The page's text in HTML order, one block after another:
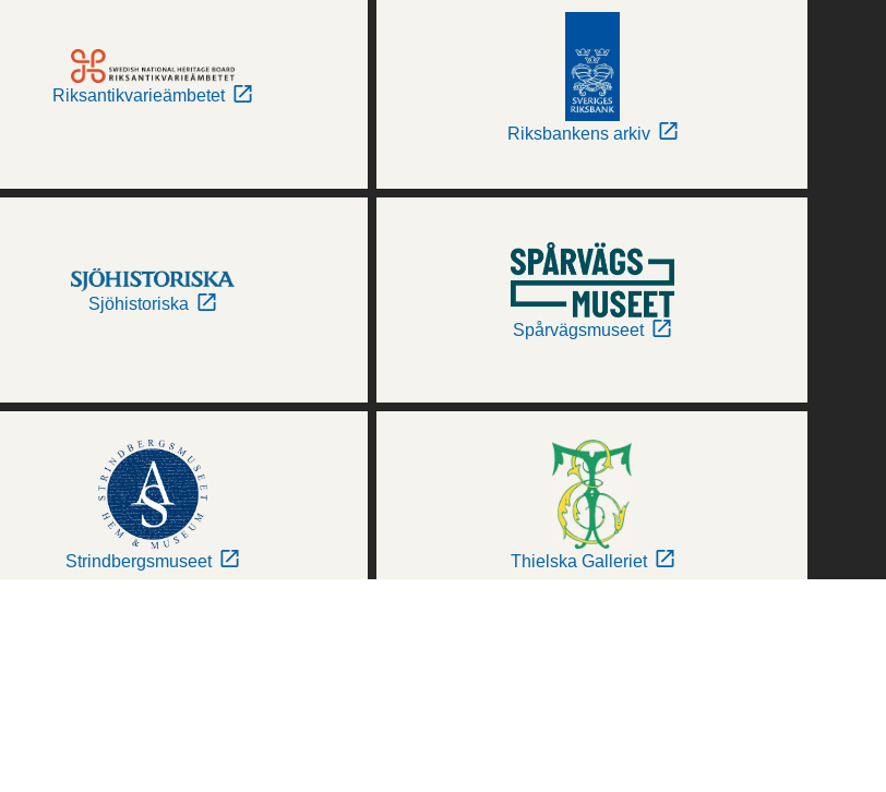
Riksantikvarieämbetet
Riksbankens arkiv
Sjöhistoriska
Spårvägsmuseet
Strindbergsmuseet Thielska Galleriet